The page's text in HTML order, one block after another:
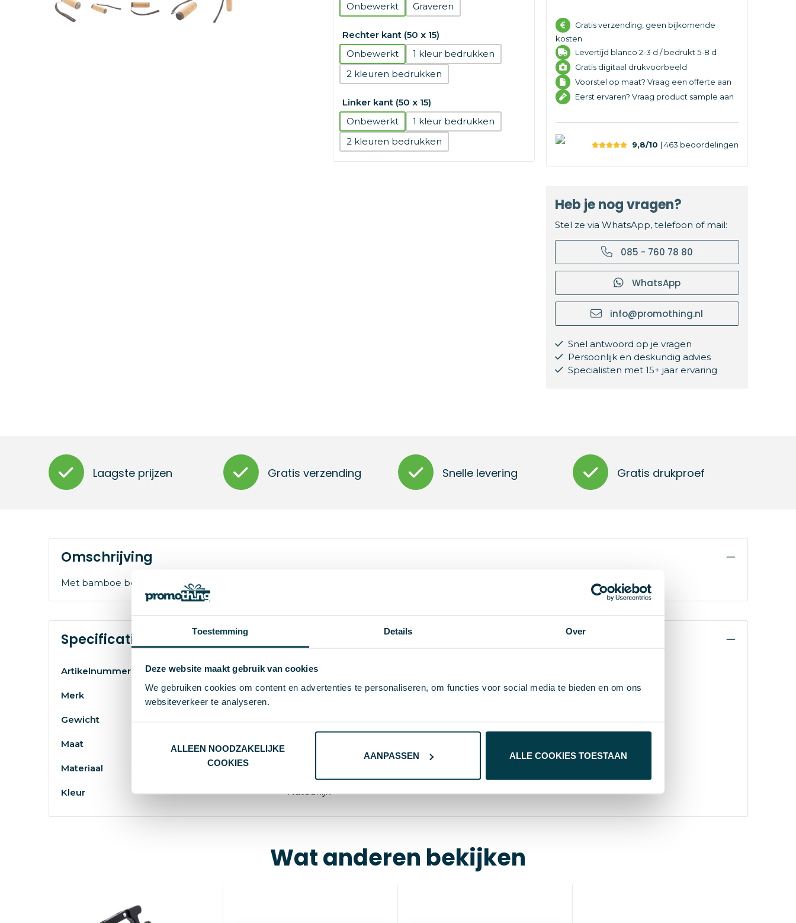
Toestemming Details Over
Deze website maakt gebruik van cookies
We gebruiken cookies om content en advertenties te personaliseren, om functies voor social media te bieden en om ons
websiteverkeer te analyseren.
ALLEEN NOODZAKELIJKE
COOKIES
AANPASSEN ALLE COOKIES TOESTAAN
Onbewerkt
Graveren
Rechter kant (50 x 15)
Onbewerkt
1
2
Linker kant (50 x 15)
Onbewerkt
1
2
Gratis verzending, geen bijkomende
kosten
Levertijd blanco 2-3 d / bedrukt 5-8 d
Gratis digitaal drukvoorbeeld
Voorstel op maat? Vraag een offerte aan
Eerst ervaren? Vraag product sample aan
9,8/10 | 463 beoordelingen
Heb je nog vragen?
Stel ze via WhatsApp, telefoon of mail:
085 - 760 78 80
WhatsApp
info@promothing.nl
Snel antwoord op je vragen
Persoonlijk en deskundig advies
Specialisten met 15+ jaar ervaring
Laagste prijzen Gratis verzending Snelle levering Gratis drukproef
Omschrijving
Met bamboe bedekte aluminium zaklamp met COB LED en draagriem. Met 3 AAA-batterijen.
Specificaties
Artikelnummer 27494
Merk
Gewicht
Maat
Materiaal
Kleur Natuurlijk
Wat anderen bekijken